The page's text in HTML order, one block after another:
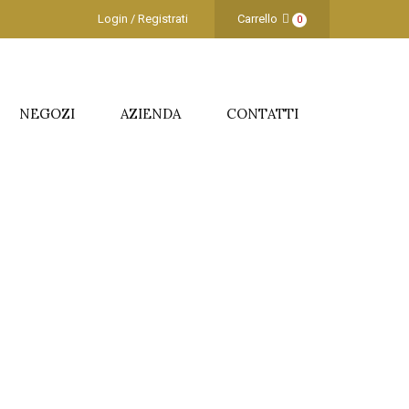
Login / Registrati Carrello 0
NEGOZI AZIENDA CONTATTI